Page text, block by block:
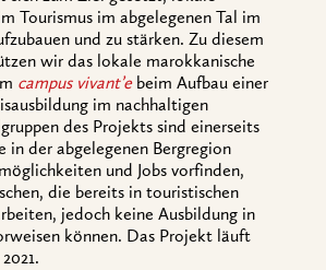
Tourismus im abgelegenen Tal im
und zu stärken. Zu diesem
wir das lokale marokkanische
campus vivant’ebeim Aufbau einer
im nachhaltigen
des Projekts sind einerseits
in der abgelegenen Bergregion
und Jobs vorfinden,
die bereits in touristischen
jedoch keine Ausbildung in
können. Das Projekt läuft